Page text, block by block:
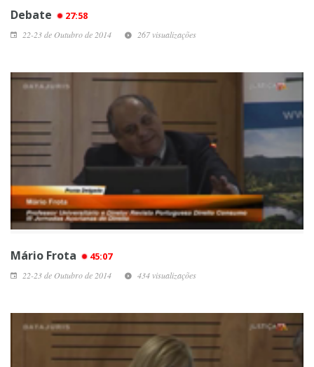
Debate 27:58
22-23 de Outubro de 2014 267 visualizações
Mário Frota 45:07
22-23 de Outubro de 2014 434 visualizações